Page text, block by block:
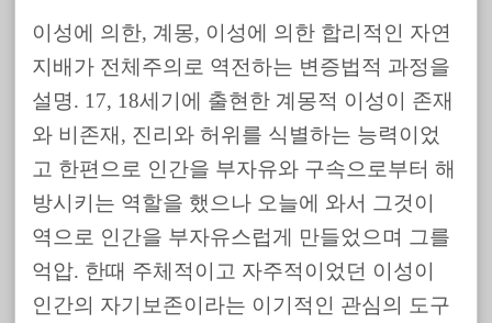
이성에 의한, 계몽, 이성에 의한 합리적인 자연
지배가 전체주의로 역전하는 변증법적 과정을
설명. 17, 18세기에 출현한 계몽적 이성이 존재
와 비존재, 진리와 허위를 식별하는 능력이었
고 한편으로 인간을 부자유와 구속으로부터 해
방시키는 역할을 했으나 오늘에 와서 그것이
역으로 인간을 부자유스럽게 만들었으며 그를
억압. 한때 주체적이고 자주적이었던 이성이
인간의 자기보존이라는 이기적인 관심의 도구